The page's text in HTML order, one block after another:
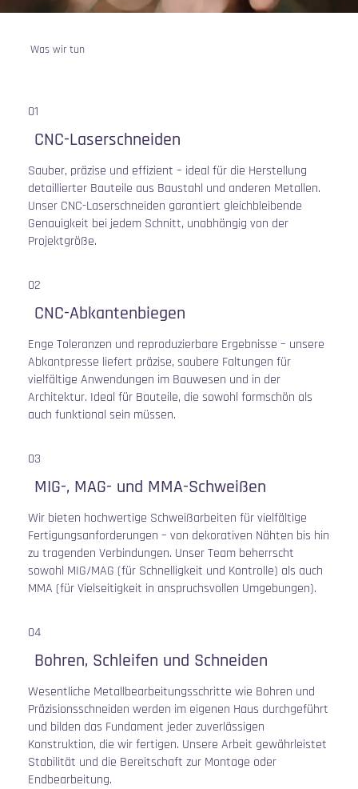
Was wir tun
01
CNC-Laserschneiden
Sauber, präzise und effizient – ideal für die Herstellung
detaillierter Bauteile aus Baustahl und anderen Metallen.
Unser CNC-Laserschneiden garantiert gleichbleibende
Genauigkeit bei jedem Schnitt, unabhängig von der
Projektgröße.
02
CNC-Abkantenbiegen
Enge Toleranzen und reproduzierbare Ergebnisse – unsere
Abkantpresse liefert präzise, saubere Faltungen für
vielfältige Anwendungen im Bauwesen und in der
Architektur. Ideal für Bauteile, die sowohl formschön als
auch funktional sein müssen.
03
MIG-, MAG- und MMA-Schweißen
Wir bieten hochwertige Schweißarbeiten für vielfältige
Fertigungsanforderungen – von dekorativen Nähten bis hin
zu tragenden Verbindungen. Unser Team beherrscht
sowohl MIG/MAG (für Schnelligkeit und Kontrolle) als auch
MMA (für Vielseitigkeit in anspruchsvollen Umgebungen).
04
Bohren, Schleifen und Schneiden
Wesentliche Metallbearbeitungsschritte wie Bohren und
Präzisionsschneiden werden im eigenen Haus durchgeführt
und bilden das Fundament jeder zuverlässigen
Konstruktion, die wir fertigen. Unsere Arbeit gewährleistet
Stabilität und die Bereitschaft zur Montage oder
Endbearbeitung.